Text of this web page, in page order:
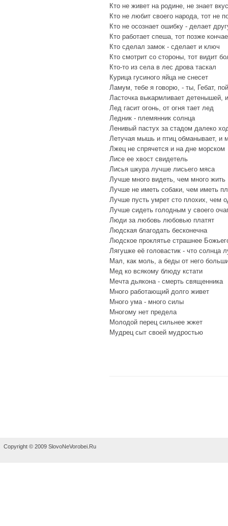
Кто не живет на родине, не знает
Кто не любит своего народа, тот не
Кто не осознает ошибку - делает
Кто работает спеша, тот позже
Кто сделал замок - сделает и ключ
Кто смотрит со стороны, тот видит
Кто-то из села в лес дрова таскал
Курица гусиного яйца не снесет
Ламум, тебе я говорю, - ты, Гебат,
Ласточка выкармливает детенышей,
Лед гасит огонь, от огня тает лед
Ледник - племянник солнца
Ленивый пастух за стадом далеко
Летучая мышь и птиц обманывает, и
Лжец не спрячется и на дне морском
Лисе ее хвост свидетель
Лисья шкура лучше лисьего мяса
Лучше много видеть, чем много жить
Лучше не иметь собаки, чем иметь
Лучше пусть умрет сто плохих, чем
Лучше сидеть голодным у своего
Люди за любовь любовью платят
Людская благодать бесконечна
Людское проклятье страшнее
Лягушке её головастик - что солнца
Мал, как моль, а беды от него
Мед ко всякому блюду кстати
Мечта дьякона - смерть священника
Много работающий долго живет
Много ума - много силы
Многому нет предела
Молодой перец сильнее жжет
Мудрец сыт своей мудростью
Copyright © 2009 SlovoNeVorobei.Ru